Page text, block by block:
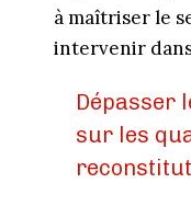
à maîtriser le
intervenir
Dépasser
sur les